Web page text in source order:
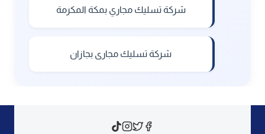
شركة تسليك مجاري بمكة المكرمة
شركة تسليك مجارى بجازان